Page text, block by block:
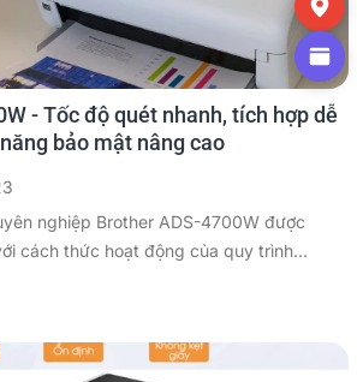
- Tốc độ quét nhanh, tích hợp dễ
bảo mật nâng cao
nghiệp Brother ADS-4700W được
cách thức hoạt động của quy trình...